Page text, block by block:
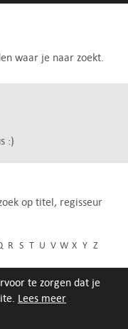
te zorgen dat je
Lees meer
waar je naar zoekt.
:)
op titel, regisseur
R S T U V W X Y Z